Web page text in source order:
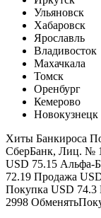
Ульяновск
Хабаровск
Ярославль
Владивосток
Махачкала
Томск
Оренбург
Кемерово
Новокузнецк
Хиты Банкироса
СберБанк, Лиц. №
USD 75.15 Альфа-
72.19 Продажа
Покупка USD
2998